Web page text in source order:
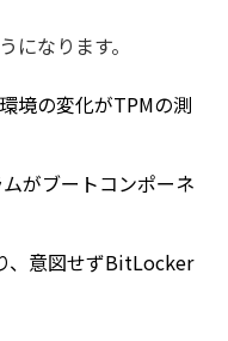
になります。
境の変化がTPMの測
がブートコンポーネ
、意図せずBitLocker